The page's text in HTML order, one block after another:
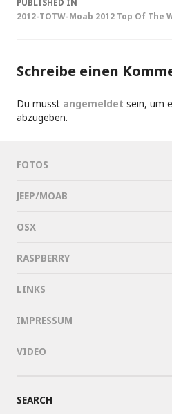
Post
2012-TOTW-Moab 2012 Top Of The
Schreibe einen
Du musst angemeldet sein, um
abzugeben.
FOTOS
JEEP/MOAB
OSX
RASPBERRY
LINKS
IMPRESSUM
VIDEO
SEARCH